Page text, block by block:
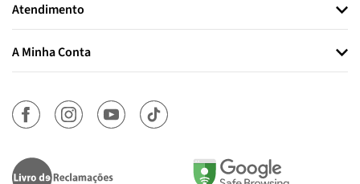
Atendimento
A Minha Conta